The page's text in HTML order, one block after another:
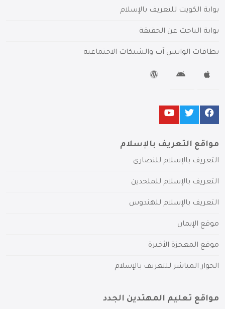
بوابة الكويت للتعريف بالإسلام
بوابة الباحث عن الحقيقة
بطاقات الواتس آب والشبكات الاجتماعية
مواقع التعريف بالإسلام
التعريف بالإسلام للنصارى
التعريف بالإسلام للملحدين
التعريف بالإسلام للهندوس
موقع الإيمان
موقع المعجزة الأخيرة
الحوار المباشر للتعريف بالإسلام
مواقع تعليم المهتدين الجدد